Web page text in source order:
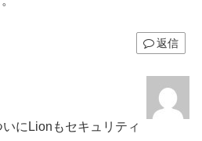
返信
にLionもセキュリティ